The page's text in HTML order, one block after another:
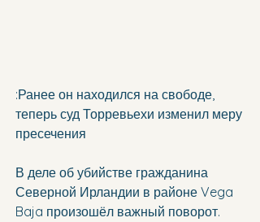
:Ранее он находился на свободе,
теперь суд Торревьехи изменил меру
пресечения
В деле об убийстве гражданина
Северной Ирландии в районе Vega
Baja произошёл важный поворот.